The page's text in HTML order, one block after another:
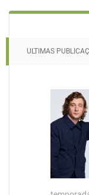
ULTIMAS